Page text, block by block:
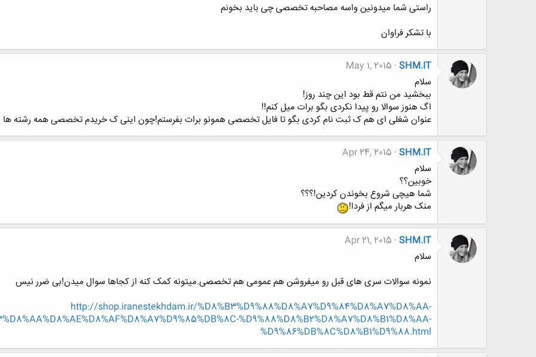
راستی شما میدونین واسه مصاحبه تخصصی چی باید بخونم
با تشکر فراوان
SHM.IT
May 1, 2015
سلام
ببخشید من نتم قط بود این چند روز!
اگ هنوز سوالا رو پیدا نکردی بگو برات میل کنم!!
عنوان شغلی ای هم ک ثبت نام کردی بگو تا فایل تخصصی همونو برات بفرستم!چون اینی ک خریدم تخصصی همه رشته ها
SHM.IT
Apr 24, 2015
سلام
خوبین؟؟
شما هیچی شروع بخوندن کردین!؟؟؟
منک هربار میگم از فردا!
SHM.IT
Apr 21, 2015
سلام
نمونه سوالات سری های قبل رو میفروشن هم عمومی هم تخصصی.میتونه کمک کنه از کجاها سوال میدن!بی ضرر نیس
http://shop.iranestekhdam.ir/%D8%B3%D9%88%D8%A7%D9%84%D8%A7%D8%AA-
%D9%88%D8%B2%D8%A7%D8%B1%D8%AA-
%D9%86%DB%8C%D8%B1%D9%88.html